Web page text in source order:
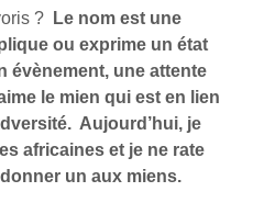
?
Le nom est une
ou exprime un état
évènement, une attente
le mien qui est en lien
Aujourd’hui, je
africaines et je ne rate
un aux miens.